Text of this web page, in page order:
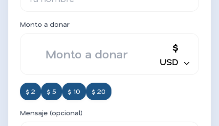
Monto a donar
$
USD
$ 2 $ 5 $ 10 $ 20
Mensaje (opcional)